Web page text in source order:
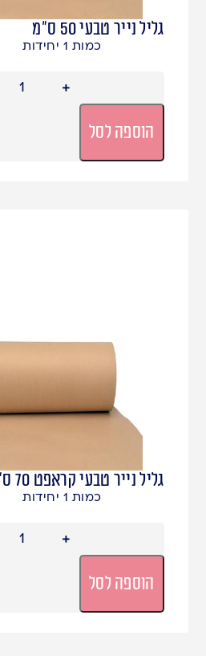
גליל נייר טבעי 50 ס"מ
כמות 1 יחידות
הוספה לסל
גליל נייר טבעי קראפט 70 ס"מ
כמות 1 יחידות
הוספה לסל